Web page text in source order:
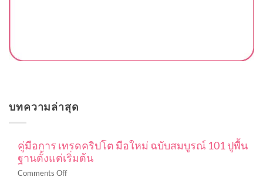
บทความล่าสุด
คู่มือการ เทรดคริปโต มือใหม่ ฉบับสมบูรณ์ 101 ปูพื้น
ฐานตั้งแต่เริ่มต้น
Comments Offon